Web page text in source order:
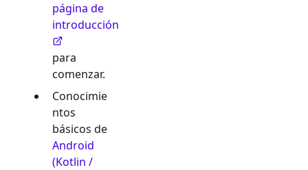
página de
introducción
para
comenzar.
Conocimie
ntos
básicos de
Android
(Kotlin /